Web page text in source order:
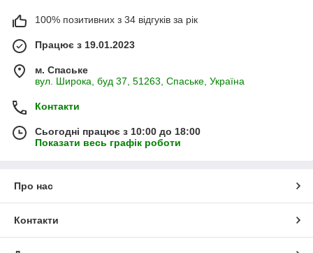
100% позитивних з 34 відгуків за рік
Працює з 19.01.2023
м. Спаське
вул. Широка, буд 37, 51263, Спаське, Україна
Контакти
Сьогодні працює з 10:00 до 18:00
Показати весь графік роботи
Про нас
Контакти